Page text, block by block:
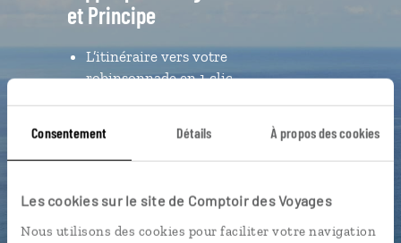
Consentement Détails À propos des cookies
Les cookies sur le site de Comptoir des Voyages
Nous utilisons des cookies pour faciliter votre navigation
et Principe
L’itinéraire vers votre
robinsonnade en 1 clic
Notre sélection de jolis sentiers
Les plus belles plages géolocalisées